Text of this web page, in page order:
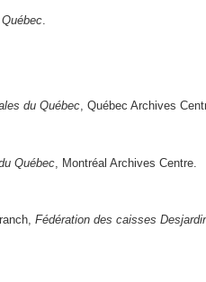
du Québec, Québec Archives
Québec , Montréal Archives Centre.
Fédération des caisses